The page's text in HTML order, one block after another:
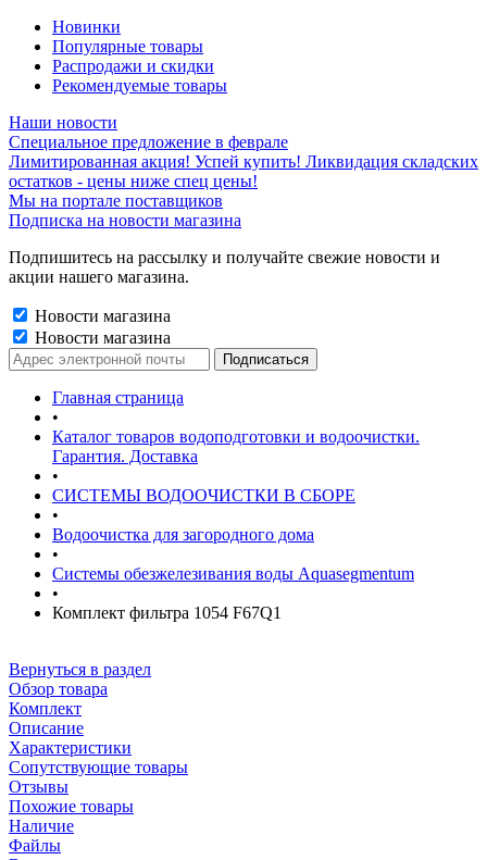
Новинки
Популярные товары
Распродажи и скидки
Рекомендуемые товары
Наши новости
Специальное предложение в феврале
Лимитированная акция! Успей купить! Ликвидация складских
остатков - цены ниже спец цены!
Мы на портале поставщиков
Подписка на новости магазина
Подпишитесь на рассылку и получайте свежие новости и
акции нашего магазина.
Новости магазина
Новости магазина
Главная страница
•
Каталог товаров водоподготовки и водоочистки.
Гарантия. Доставка
•
СИСТЕМЫ ВОДООЧИСТКИ В СБОРЕ
•
Водоочистка для загородного дома
•
Системы обезжелезивания воды Aquasegmentum
•
Комплект фильтра 1054 F67Q1
Вернуться в раздел
Обзор товара
Комплект
Описание
Характеристики
Сопутствующие товары
Отзывы
Похожие товары
Наличие
Файлы